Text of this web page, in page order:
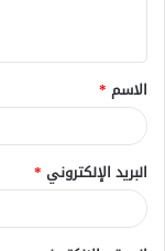
ق
*
الاسم *
البريد الإلكتروني *